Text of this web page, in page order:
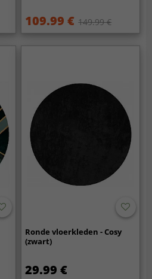
109.99 € 149.99 €
Ronde vloerkleden - Cosy
(zwart)
29.99 €